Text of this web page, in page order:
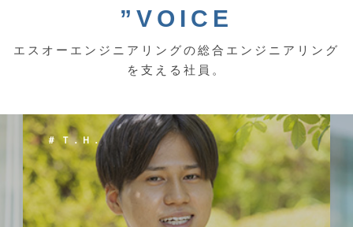
”VOICE
エスオーエンジニアリングの総合エンジニアリング
を支える社員。
＃ Ｋ．Ｙ．